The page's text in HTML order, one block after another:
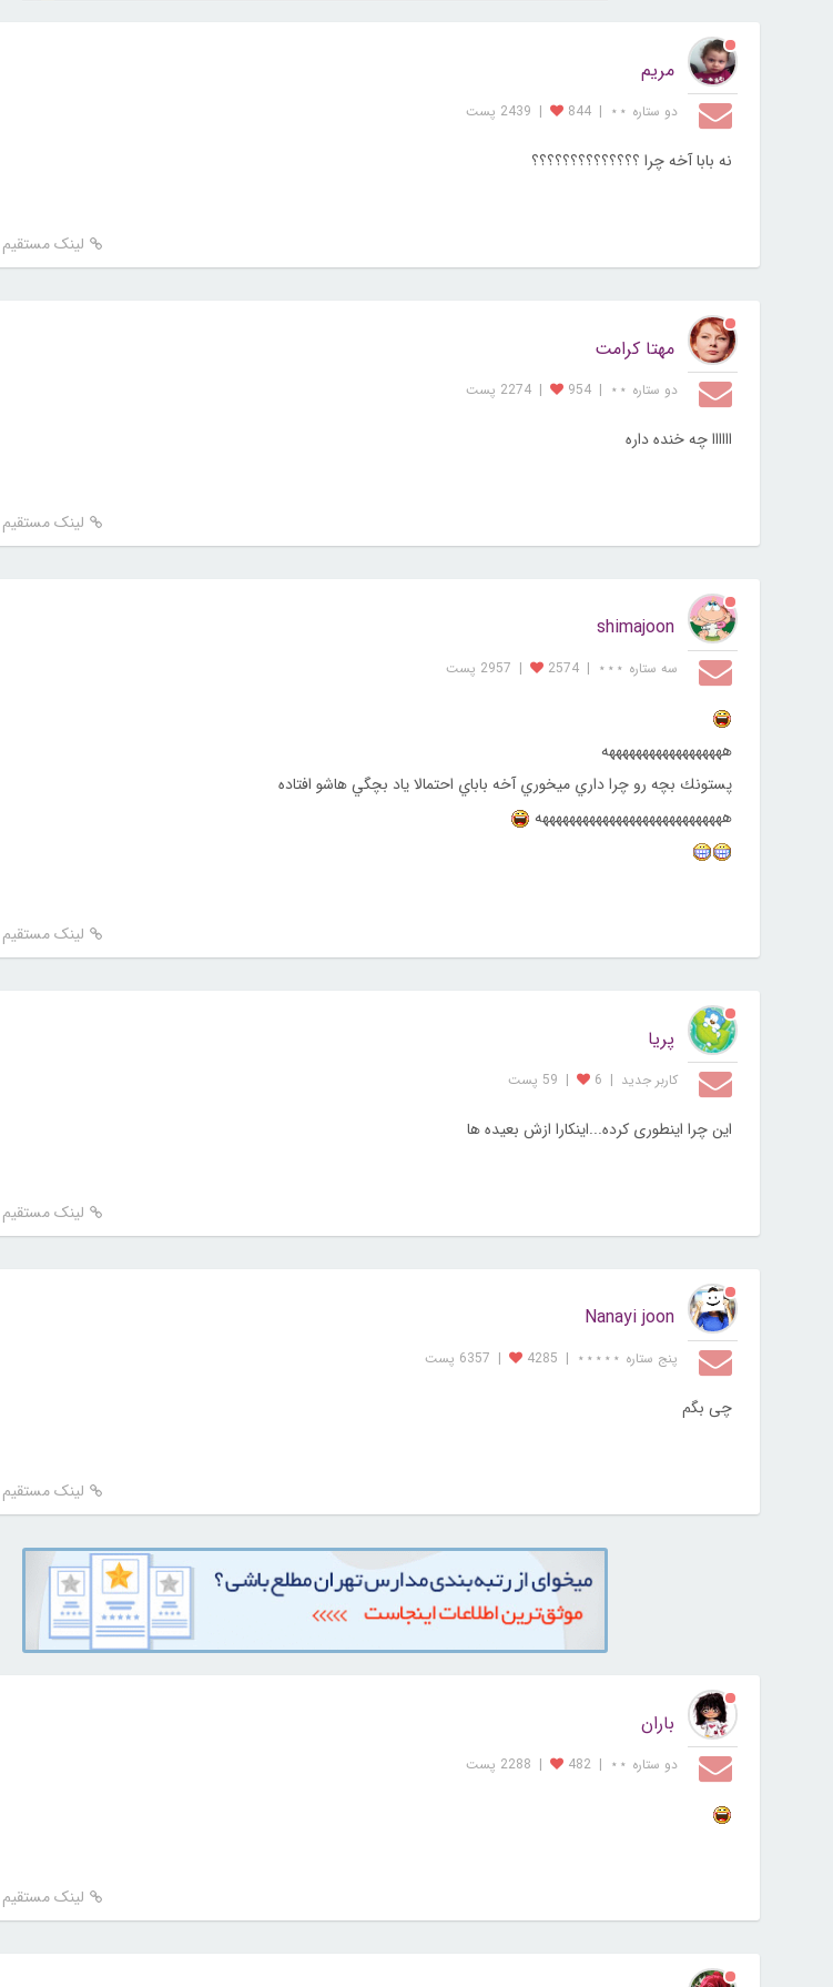
مریم
دو ستاره ⋆⋆ |
844
| 2439 پست
نه بابا آخه چرا ؟؟؟؟؟؟؟؟؟؟؟؟؟؟
لینک مستقیم
مهتا کرامت
دو ستاره ⋆⋆ |
954
| 2274 پست
اااااا چه خنده داره
لینک مستقیم
shimajoon
سه ستاره ⋆⋆⋆ |
2574
| 2957 پست
ههههههههههههههههههه
پستونك بچه رو چرا داري ميخوري آخه باباي احتمالا ياد بچگي هاشو افتاده
ههههههههههههههههههههههههههههه
لینک مستقیم
پریا
کاربر جديد |
6
| 59 پست
این چرا اینطوری کرده...اینکارا ازش بعیده ها
لینک مستقیم
Nanayi joon
پنج ستاره ⋆⋆⋆⋆⋆ |
4285
| 6357 پست
چی بگم
لینک مستقیم
باران
دو ستاره ⋆⋆ |
482
| 2288 پست
لینک مستقیم